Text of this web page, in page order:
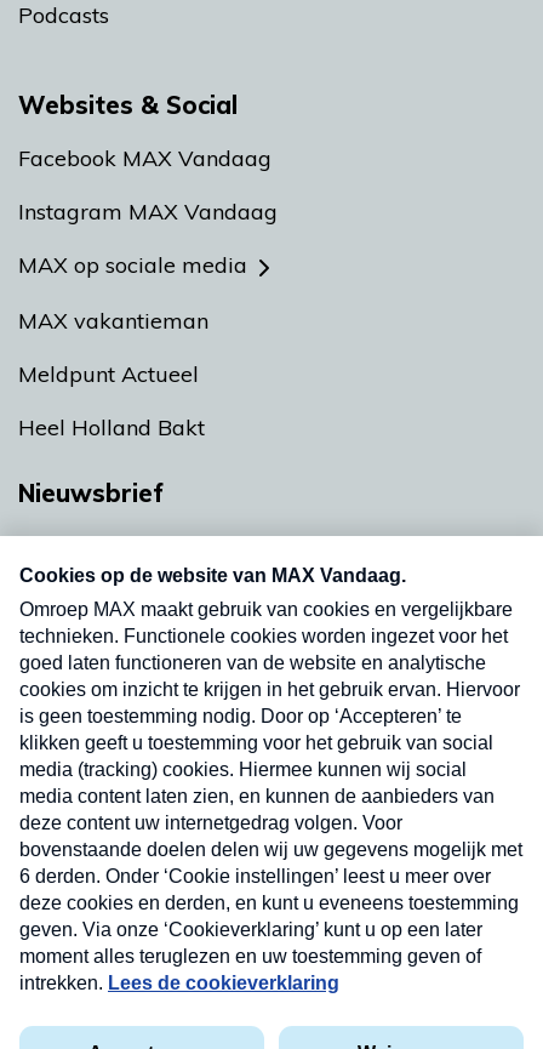
Podcasts
Websites & Social
Facebook MAX Vandaag
Instagram MAX Vandaag
MAX op sociale media
MAX vakantieman
Meldpunt Actueel
Heel Holland Bakt
Nieuwsbrief
nieuwsbrief. Elke vrijdag- en dinsdagochtend in
uw mailbox.
Verzend
Privacyverklaring
Cookieverklaring
Nieuwsbrief
Neem hier een gratis abonnement op onze
nieuwsbrief. Elke vrijdag- en dinsdagochtend in uw